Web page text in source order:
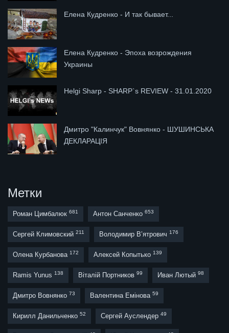
Елена Кудренко - И так бывает...
Елена Кудренко - Эпоха возрождения
Украины
Helgi Sharp - SHARP`s REVIEW - 31.01.2020
Дмитро "Калинчук" Вовнянко - ШУШИНСЬКА
ДЕКЛАРАЦІЯ
Метки
Роман Цимбалюк 681 Антон Санченко 653
Сергей Климовский 211 Володимир В’ятрович 176
Олена Курбанова 172 Алексей Копытько 139
Ramis Yunus 138 Віталій Портников 99 Иван Лютый 98
Дмитро Вовнянко 73 Валентина Емінова 59
Кирилл Данильченко 52 Сергей Ауслендер 49